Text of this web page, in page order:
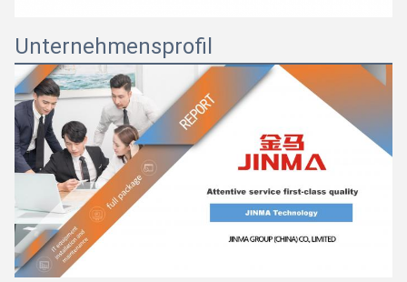
Unternehmensprofil